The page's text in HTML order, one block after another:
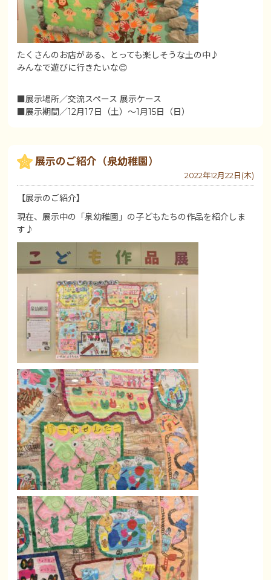
たくさんのお店がある、とっても楽しそうな土の中♪
みんなで遊びに行きたいな😊
■展示場所／交流スペース 展示ケース
■展示期間／12月17日（土）～1月15日（日）
展示のご紹介（泉幼稚園）
2022年12月22日(木)
【展示のご紹介】
現在、展示中の「泉幼稚園」の子どもたちの作品を紹介しま
す♪